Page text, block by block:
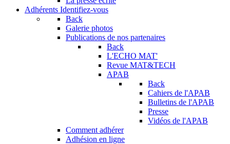
Adhérents Identifiez-vous
Back
Galerie photos
Publications de nos partenaires
Back
L'ECHO MAT'
Revue MAT&TECH
APAB
Back
Cahiers de l'APAB
Bulletins de l'APAB
Presse
Vidéos de l'APAB
Comment adhérer
Adhésion en ligne